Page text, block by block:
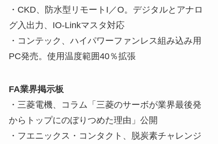
・CKD、防水型リモートI／O。デジタルとアナロ
グ入出力、IO-Linkマスタ対応
・コンテック、ハイパワーファンレス組み込み用
PC発売。使用温度範囲40％拡張
FA業界掲示板
・三菱電機、コラム「三菱のサーボが業界最後発
からトップにのぼりつめた理由」公開
・フエニックス・コンタクト、脱炭素チャレンジ